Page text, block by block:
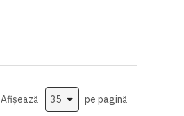
Afișează
pe pagină